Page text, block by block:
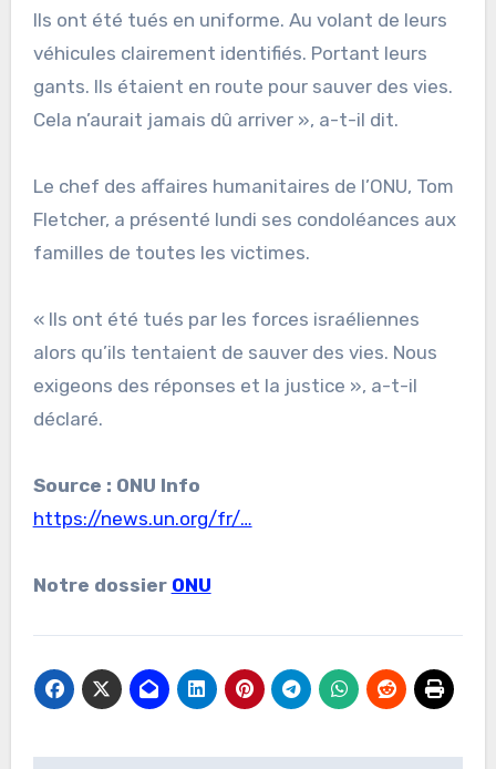
Ils ont été tués en uniforme. Au volant de leurs
véhicules clairement identifiés. Portant leurs
gants. Ils étaient en route pour sauver des vies.
Cela n’aurait jamais dû arriver », a-t-il dit.
Le chef des affaires humanitaires de l’ONU, Tom
Fletcher, a présenté lundi ses condoléances aux
familles de toutes les victimes.
« Ils ont été tués par les forces israéliennes
alors qu’ils tentaient de sauver des vies. Nous
exigeons des réponses et la justice », a-t-il
déclaré.
Source : ONU Info
https://news.un.org/fr/…
Notre dossier ONU